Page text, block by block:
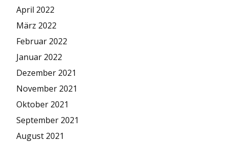
April 2022
März 2022
Februar 2022
Januar 2022
Dezember 2021
November 2021
Oktober 2021
September 2021
August 2021